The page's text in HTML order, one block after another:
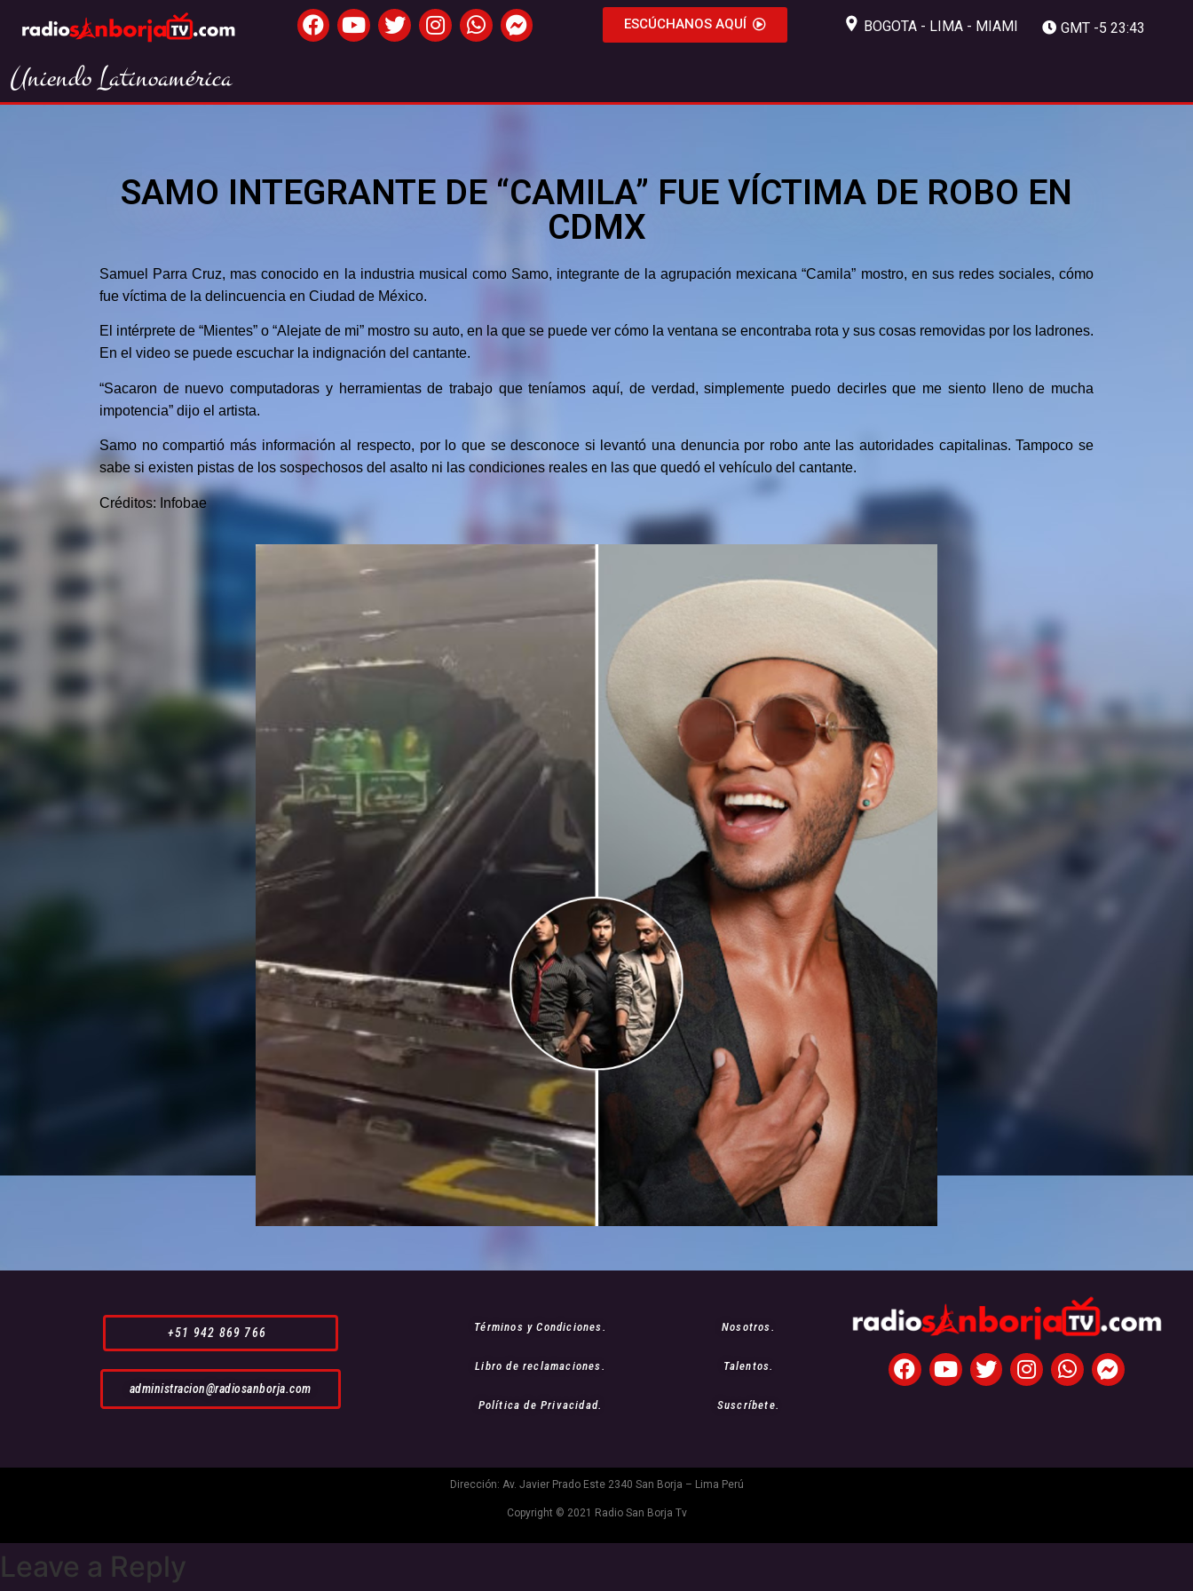
ESCÚCHANOS AQUÍ BOGOTA - LIMA - MIAMI GMT -5 23:43
Uniendo Latinoamérica
SAMO INTEGRANTE DE “CAMILA” FUE VÍCTIMA DE ROBO EN
CDMX
Samuel Parra Cruz, mas conocido en la industria musical como Samo, integrante de la agrupación mexicana “Camila” mostro, en sus redes sociales, cómo
fue víctima de la delincuencia en Ciudad de México.
El intérprete de “Mientes” o “Alejate de mi” mostro su auto, en la que se puede ver cómo la ventana se encontraba rota y sus cosas removidas por los ladrones.
En el video se puede escuchar la indignación del cantante.
“Sacaron de nuevo computadoras y herramientas de trabajo que teníamos aquí, de verdad, simplemente puedo decirles que me siento lleno de mucha
impotencia” dijo el artista.
Samo no compartió más información al respecto, por lo que se desconoce si levantó una denuncia por robo ante las autoridades capitalinas. Tampoco se
sabe si existen pistas de los sospechosos del asalto ni las condiciones reales en las que quedó el vehículo del cantante.
Créditos: Infobae
+51 942 869 766
administracion@radiosanborja.com
Términos y Condiciones.
Libro de reclamaciones.
Política de Privacidad.
Nosotros.
Talentos.
Suscríbete.
Dirección: Av. Javier Prado Este 2340 San Borja – Lima Perú
Copyright © 2021 Radio San Borja Tv
Leave a Reply